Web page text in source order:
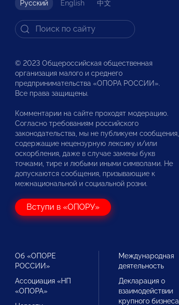
Русский English 中文
© 2023 Общероссийская общественная
организация малого и среднего
предпринимательства «ОПОРА РОССИИ».
Все права защищены.
Комментарии на сайте проходят модерацию.
Согласно требованиям российского
законодательства, мы не публикуем сообщения,
содержащие нецензурную лексику и/или
оскорбления, даже в случае замены букв
точками, тире и любыми иными символами. Не
допускаются сообщения, призывающие к
межнациональной и социальной розни.
Вступи в «ОПОРУ»
Об «ОПОРЕ
РОССИИ»
Ассоциация «НП
«ОПОРА»
Международная
деятельность
Декларация о
взаимодействии
крупного бизнеса